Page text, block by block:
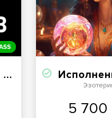
Исполнение желаний!
5 700